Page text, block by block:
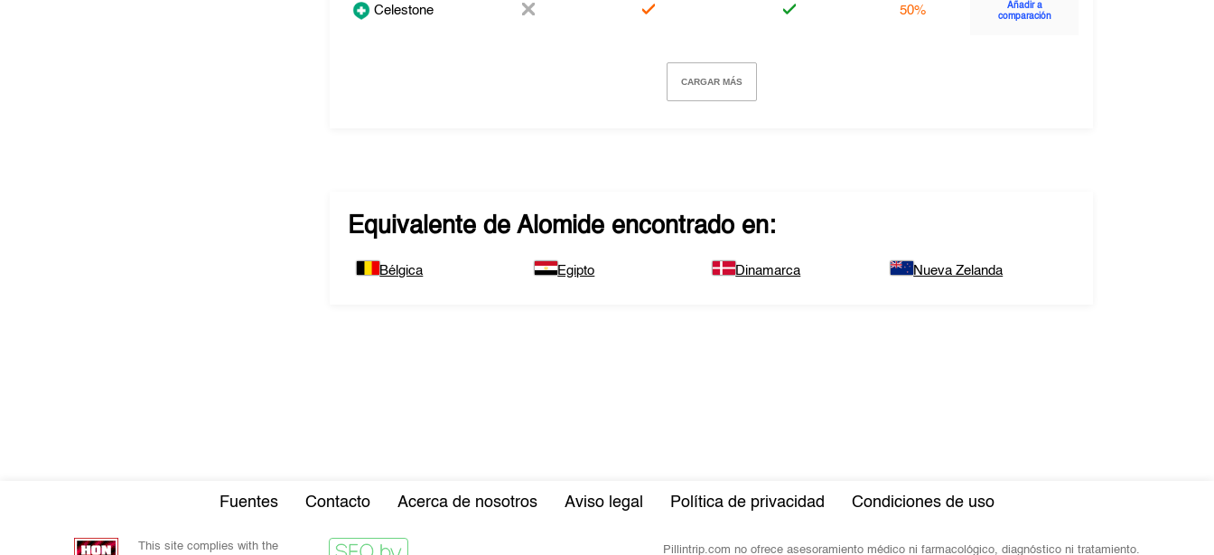
Celestone 50%
Añadir a
comparación
CARGAR MÁS
Equivalente deAlomide encontrado en:
Bélgica Egipto Dinamarca Nueva Zelanda
Fuentes Contacto Acerca de nosotros Aviso legal Política de privacidad Condiciones de uso
This site complies with the Pillintrip.com no ofrece asesoramiento médico ni farmacológico, diagnóstico ni tratamiento.